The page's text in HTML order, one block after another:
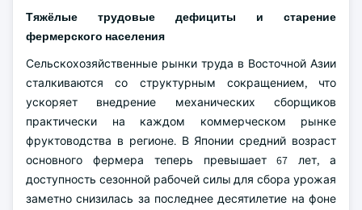
Тяжёлые трудовые дефициты и старение
фермерского населения
Сельскохозяйственные рынки труда в Восточной Азии
сталкиваются со структурным сокращением, что
ускоряет внедрение механических сборщиков
практически на каждом коммерческом рынке
фруктоводства в регионе. В Японии средний возраст
основного фермера теперь превышает 67 лет, а
доступность сезонной рабочей силы для сбора урожая
заметно снизилась за последнее десятилетие на фоне